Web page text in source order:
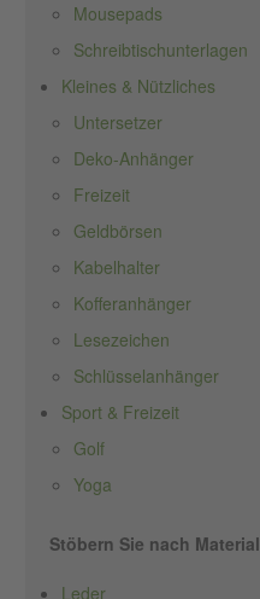
Mousepads
Schreibtischunterlagen
Kleines & Nützliches
Untersetzer
Deko-Anhänger
Freizeit
Geldbörsen
Kabelhalter
Kofferanhänger
Lesezeichen
Schlüsselanhänger
Sport & Freizeit
Golf
Yoga
Stöbern Sie nach Material
Leder